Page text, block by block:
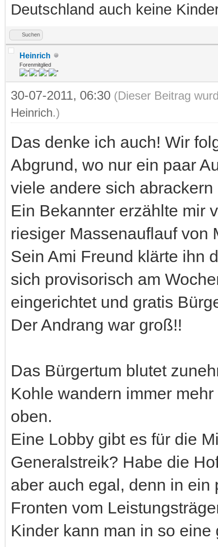
Deutschland auch keine
Suchen
Heinrich
Forenmitglied
30-07-2011, 06:30 (Dieser Beitrag
Heinrich.)
Das denke ich auch! Wir
Abgrund, wo nur ein paar
viele andere sich abrackern
Ein Bekannter erzählte mir
riesiger Massenauflauf von
Sein Ami Freund klärte ihn
sich provisorisch am
eingerichtet und gratis
Der Andrang war groß!!
Das Bürgertum blutet
Kohle wandern immer
oben.
Eine Lobby gibt es für die
Generalstreik? Habe die
aber auch egal, denn in
Fronten vom
Kinder kann man in so